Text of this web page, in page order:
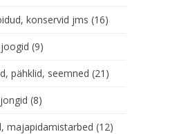
konservid jms (16)
(9)
pähklid, seemned (21)
(8)
majapidamistarbed (12)